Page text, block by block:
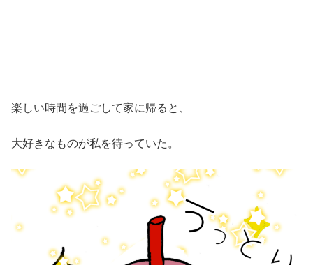
楽しい時間を過ごして家に帰ると、
大好きなものが私を待っていた。